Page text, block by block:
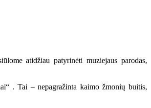
atidžiau patyrinėti muziejaus parodas,
. Tai – nepagražinta kaimo žmonių buitis,